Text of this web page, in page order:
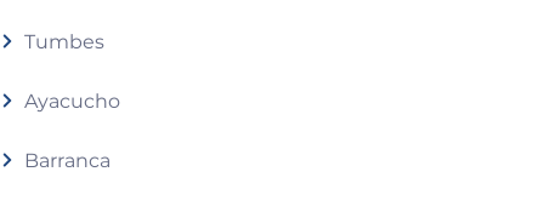
Tumbes
Ayacucho
Barranca